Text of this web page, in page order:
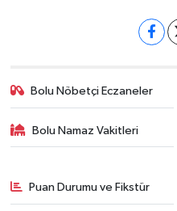
Bolu Nöbetçi Eczaneler
Bolu Namaz Vakitleri
Puan Durumu ve Fikstür